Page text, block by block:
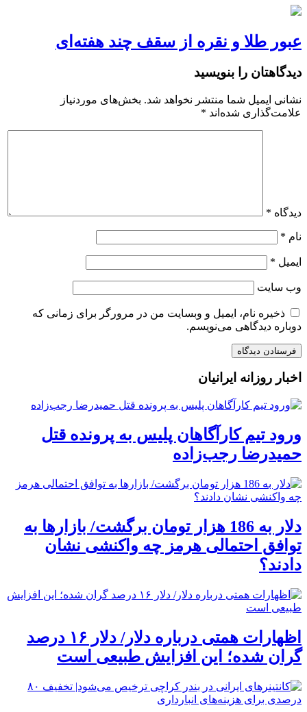
عبور طلا و نقره از سقف چند هفته‌ای
دیدگاهتان را بنویسید
نشانی ایمیل شما منتشر نخواهد شد. بخش‌های موردنیاز
علامت‌گذاری شده‌اند *
دیدگاه *
نام *
ایمیل *
وب‌ سایت
ذخیره نام، ایمیل و وبسایت من در مرورگر برای زمانی که
دوباره دیدگاهی می‌نویسم.
اخبار روزانه ایرانیان
ورود تیم کارآگاهان پلیس به پرونده قتل
حمیدرضا رجب‌زاده
دلار به 186 هزار تومان برگشت/ بازارها به
توافق احتمالی هرمز چه واکنشی نشان
دادند؟
اظهارات همتی درباره دلار/ دلار ۱۶ درصد
گران شده؛ این افزایش طبیعی است